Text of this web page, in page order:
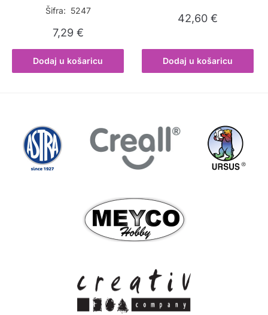
Šifra: 5247
7,29 €
Dodaj u košaricu
42,60€
Dodaj u košaricu